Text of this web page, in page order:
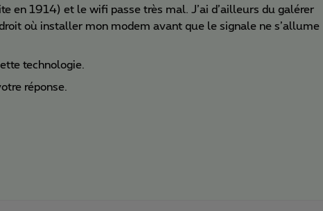
en 1914) et le wifi passe très mal. J’ai d’ailleurs du galérer
où installer mon modem avant que le signale ne s’allume
technologie.
réponse.